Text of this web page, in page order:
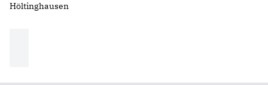
Höltinghausen